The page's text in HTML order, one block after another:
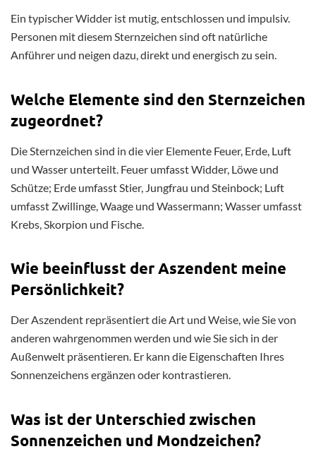
Ein typischer Widder ist mutig, entschlossen und impulsiv.
Personen mit diesem Sternzeichen sind oft natürliche
Anführer und neigen dazu, direkt und energisch zu sein.
Welche Elemente sind den Sternzeichen
zugeordnet?
Die Sternzeichen sind in die vier Elemente Feuer, Erde, Luft
und Wasser unterteilt. Feuer umfasst Widder, Löwe und
Schütze; Erde umfasst Stier, Jungfrau und Steinbock; Luft
umfasst Zwillinge, Waage und Wassermann; Wasser umfasst
Krebs, Skorpion und Fische.
Wie beeinflusst der Aszendent meine
Persönlichkeit?
Der Aszendent repräsentiert die Art und Weise, wie Sie von
anderen wahrgenommen werden und wie Sie sich in der
Außenwelt präsentieren. Er kann die Eigenschaften Ihres
Sonnenzeichens ergänzen oder kontrastieren.
Was ist der Unterschied zwischen
Sonnenzeichen und Mondzeichen?